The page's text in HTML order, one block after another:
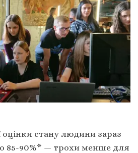
оцінки стану людини зараз
85-90%* — трохи менше для